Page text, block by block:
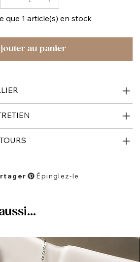
que 1 article(s) en stock
au panier
Épinglez-le